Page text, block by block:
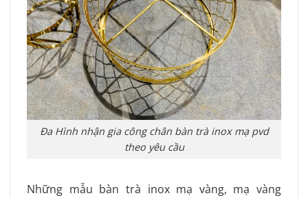
Đa Hình nhận gia công chân bàn trà inox mạ pvd
theo yêu cầu
Những mẫu bàn trà inox mạ vàng, mạ vàng